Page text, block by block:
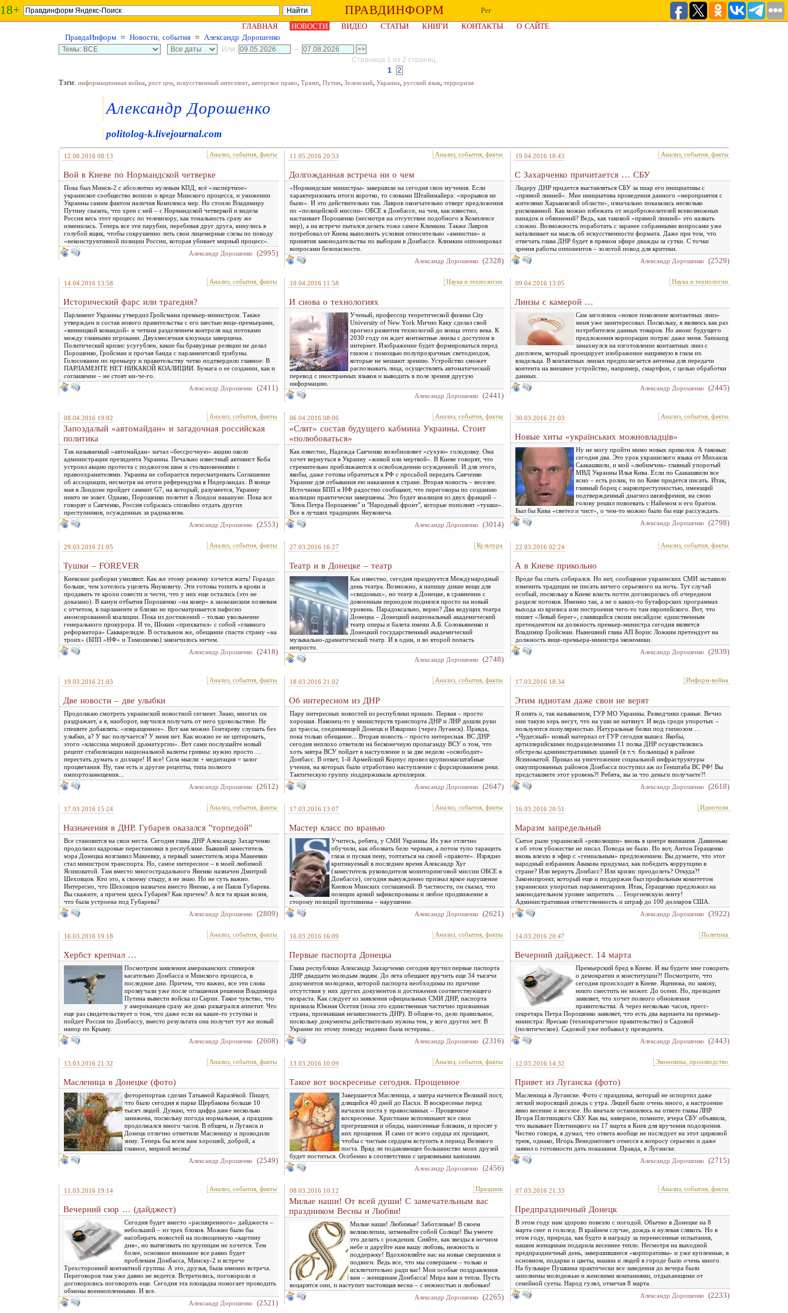
18+ ПРАВДИНФОРМ
Рег
ГЛАВНАЯ
НОВОСТИ ВИДЕО СТАТЬИ КНИГИ КОНТАКТЫ
О САЙТЕ
ПравдаИнформ ≈ Новости, события ≈ Александр Дорошенко
Или:
–
Страница 1 из 2 страниц.
1
2
Тэги: информационная война, рост цен, искусственный интеллект, авторское право, Трамп, Путин, Зеленский, Украина, русский язык, терроризм
Александр Дорошенко
politolog-k.livejournal.com
12.08.2016 08:13 Анализ, события, факты
Вой в Киеве по Нормандской четверке
Пока был Минск-2 с абсолютно нулевым КПД, всё «экспертное»
украинское сообщество вопило о вреде Минского процесса, и унижении
Украины самим фактом наличия Комплекса мер. Но стоило Владимиру
Путину сказать, что хрен с ней – с Нормандской четверкой и видела
Россия весь этот процесс по телевизору, как тональность сразу же
изменилась. Теперь все эти парубии, перебивая друг друга, кинулись в
голубой ящик, чтобы сокрушенно лить свои лицемерные слезы по поводу
«неконструктивной позиции России, которая убивает мирный процесс».
Александр Дорошенко
(2995)
11.05.2016 20:53 Анализ, события, факты
Долгожданная встреча ни о чем
«Нормандские министры» завершили на сегодня свои мучения. Если
характеризовать итоги коротко, то словами Штайнмайера: «прорывов не
было». И это действительно так. Лавров окончательно отверг предложения
по «полицейской миссии» ОБСЕ в Донбассе, на чем, как известно,
настаивает Порошенко (несмотря на отсутствие подобного в Комплексе
мер), а на встрече пытался делать тоже самое Климкин. Также Лавров
потребовал от Киева выполнить условия относительно «амнистии» и
принятия законодательства по выборам в Донбассе. Климкин оппонировал
вопросами безопасности.
Александр Дорошенко
(2328)
19.04.2016 18:43 Анализ, события, факты
С Захарченко причитается … СБУ
Лидеру ДНР придется выставляться СБУ за пиар его инициативы с
«прямой линией». Мне инициатива проведения данного «мероприятия с
жителями Харьковской области», изначально показалась несколько
рискованной. Как можно избежать от недоброжелателей всевозможных
нападок и обвинений? Ведь, как таковой «прямой линией» это назвать
сложно. Возможность поработать с заранее собранными вопросами уже
наталкивает на мысль об искусственности формата. Даже при том, что
отвечать глава ДНР будет в прямом эфире дважды за сутки. С точки
зрения работы оппонентов – золотой повод для критики.
Александр Дорошенко
(2529)
14.04.2016 13:58 Анализ, события, факты
Исторический фарс или трагедия?
Парламент Украины утвердил Гройсмана премьер-министром. Также
утвержден и состав нового правительства с его шестью вице-премьерами,
«винницкой командой» и четким разделением контроля над потоками
между главными игроками. Двухмесячная клоунада завершена.
Политический кризис усугублен, какие бы бравурные реляции не делал
Порошенко, Гройсман и прочая банда с парламентской трибуны.
Голосование по премьеру и правительству четко подтвердило главное: В
ПАРЛАМЕНТЕ НЕТ НИКАКОЙ КОАЛИЦИИ. Бумага о ее создании, как и
соглашение – не стоят ни-че-го.
Александр Дорошенко
(2411)
10.04.2016 11:58 Наука и технологии
И снова о технологиях
Ученый, профессор теоретической физики City
University of New York Мичио Каку сделал свой
прогноз развития технологий до конца этого века. К
2030 году он ждет контактные линзы с доступом в
интернет. Изображение будет формироваться перед
глазом с помощью полупрозрачных светодиодов,
которые не мешают зрению. Устройство сможет
распознавать лица, осуществлять автоматический
перевод с иностранных языков и выводить в поле зрения другую
информацию.
Александр Дорошенко
(2441)
09.04.2016 13:05 Наука и технологии
Линзы с камерой …
Сам заголовок «новое поколение контактных линз»
меня уже заинтересовал. Поскольку, я являюсь как раз
потребителем данных товаров. Но анонс будущего
предложения корпорации потряс даже меня. Samsung
замахнулся на изготовление контактных линз с
дисплеем, который проецирует изображение напрямую в глаза их
владельца. В контактных линзах предполагается антенна для передачи
контента на внешнее устройство, например, смартфон, с целью обработки
данных.
Александр Дорошенко
(2445)
08.04.2016 19:02 Анализ, события, факты
Запоздалый «автомайдан» и загадочная российская
политика
Так называемый «автомайдан» начал «бессрочную» акцию около
администрации президента Украины. Печально известный активист Коба
устроил акцию протеста с поджогом шин и столкновениями с
правоохранителями. Украина не собирается пересматривать Соглашение
об ассоциации, несмотря на итоги референдума в Нидерландах. В конце
мая в Лондоне пройдет саммит G7, на который, разумеется, Украину
никто не зовет. Однако, Порошенко полетит в Лондон накануне. Пока все
говорят о Савченко, Россия собралась спокойно отдать других
преступников, осужденных за радикализм.
Александр Дорошенко
(2553)
06.04.2016 08:06 Анализ, события, факты
«Слит» состав будущего кабмина Украины. Стоит
«полюбоваться»
Как известно, Надежда Савченко возобновляет «сухую» голодовку. Она
хочет вернуться в Украину «живой или мертвой». В Киеве говорят, что
стремительно приближаются к освобождению осужденной. И для этого,
якобы, даже готовы обратиться к РФ с просьбой передать Савченко
Украине для отбывания ею наказания в стране. Вторая новость – веселее.
Источники БПП и НФ радостно сообщают, что переговоры по созданию
коалиции практически завершены. Это будет коалиция из двух фракций –
"Блок Петра Порошенко" и "Народный фронт", которые пополнят «тушки».
Все в лучших традициях Януковича.
Александр Дорошенко
(3014)
30.03.2016 21:03 Анализ, события, факты
Новые хиты «українських можновладців»
Ну не могу пройти мимо новых приколов. А таковых
сегодня два. Это урок украинского языка от Михаила
Саакашвили, и мой «любимчик» главный упоротый
МВД Украины Илья Кива. Если по Саакашвили все
ясно – есть ролик, то по Киве придется писать. Итак,
главный борец с наркопреступностью, имеющий
подтвержденный диагноз шизофрения, на свою
голову решил повоевать с Найемом и его братом.
Был бы Кива «светел и чист», о чем-то можно было бы еще рассуждать.
Александр Дорошенко
(2798)
29.03.2016 21:05 Анализ, события, факты
Тушки – FOREVER
Киевские разборки умиляют. Как же этому режиму хочется жить! Гораздо
больше, чем хотелось уцелеть Януковичу. Эти готовы топить в крови и
продавать те крохи совести и чести, что у них еще остались (это не
доказано). В канун отбытия Порошенко «на ковер» к заокеанским хозяевам
с отчетом, в парламенте и близко не просматривается пафосно
анонсированной коалиции. Пока из достижений – только увольнение
генерального прокурора. И то, Шокин «прихватил» с собой «главного
реформатора» Сакварелидзе. В остальном же, обещание спасти страну «на
троих» (БПП «НФ» и Тимошенко) закончилось ничем.
Александр Дорошенко
(2418)
27.03.2016 16:27 Культура
Театр и в Донецке – театр
Как известно, сегодня празднуется Международный
день театра. Возможно, я напишу дикие вещи для
«свидомых», но театр в Донецке, в сравнении с
довоенным периодом поднялся просто на новый
уровень. Парадоксально, верно? Два ведущих театра
Донецка – Донецкий национальный академический
театр оперы и балета имени А.Б. Соловьяненко и
Донецкий государственный академический
музыкально-драматический театр. И в один, и во второй попасть
непросто.
Александр Дорошенко
(2748)
22.03.2016 02:24 Анализ, события, факты
А в Киеве прикольно
Вроде бы спать собирался. Но нет, сообщение украинских СМИ заставило
изменить традиции не писать ничего серьезного на ночь. Тут случай
особый, поскольку в Киеве власть почти договорилась об очередном
разделе потоков. Именно так, а не о каких-то бутафорских программах
выхода из кризиса или построения чего-то там европейского. Вот, что
пишет «Левый берег», славящийся своим инсайдом: единственным
претендентом на должность премьер-министра сегодня является
Владимир Гройсман. Нынешний глава АП Борис Ложкин претендует на
должность вице-премьера-министра экономики.
Александр Дорошенко
(2939)
19.03.2016 21:03 Анализ, события, факты
Две новости – две улыбки
Продолжаю смотреть украинский новостной сегмент. Знаю, многих он
раздражает, а я, наоборот, научился получать от него удовольствие. Не
спешите добавлять: «извращенное». Вот как можно Гонтареву слушать без
улыбки, а? У вас получается? У меня нет. Как можно ее не цитировать,
этого «классика мировой драматургии». Вот сами послушайте новый
рецепт стабилизации национальной валюты гривны: нужно просто …
перестать думать о долларе! И все! Сила мысли + медитация = залог
процветания. Ну, там есть и другие рецепты, типа полного
импортозамещения...
Александр Дорошенко
(2612)
18.03.2016 21:02 Анализ, события, факты
Об интересном из ДНР
Пару интересных новостей из республики пришло. Первая – просто
хорошая. Наконец-то у министерств транспорта ДНР и ЛНР дошли руки
до трассы, соединяющей Донецк и Изварино (через Луганск). Правда,
пока только обещание... Вторая новость – просто интересная. ВС ДНР
сегодня неплохо ответили на бесконечную пропаганду ВСУ о том, что
хоть завтра ВСУ пойдет в наступление и за две недели «освободит»
Донбасс. В ответ, 1-й Армейский Корпус провел крупномасштабные
учения, на которых было отработано наступление с форсированием реки.
Тактическую группу поддерживала артиллерия.
Александр Дорошенко
(2647)
17.03.2016 18:34 Информ-война
Этим идиотам даже свои не верят
Я опять о, так называемом, ГУР МО Украины. Разведчики сраные. Вечно
они такую херь несут, что на уши не натянут. И ведь среди упоротых –
пользуются популярностью. Натуральные белки под гипнозом …
«Чудесный» новый материал от ГУР сегодня вышел. Якобы,
артиллерийскими подразделениями 11 полка ДНР осуществлялись
обстрелы административных зданий (в т.ч. больницы) в районе
Ясиноватой. Приказ на уничтожение социальной инфраструктуры
оккупированных районов Донбасса поступил аж из Генштаба ВС РФ! Вы
представляете этот уровень?! Ребята, вы за что деньги получаете?!
Александр Дорошенко
(2618)
17.03.2016 15:24 Анализ, события, факты
Назначения в ДНР. Губарев оказался "торпедой"
Все становится на свои места. Сегодня глава ДНР Александр Захарченко
продолжил кадровые перестановки в республике. Бывший заместитель
мэра Донецка возглавил Макеевку, а первый заместитель мэра Макеевки
стал министром транспорта. Но, самое интересное – в моей любимой
Ясиноватой. Там вместо многострадального Яненко назначен Дмитрий
Шеховцов. Кто это, к своему стыду, я не знаю. Но не суть важно.
Интересно, что Шеховцов назначен вместо Яненко, а не Павла Губарева.
Вы скажите, а причем здесь Губарев? Как причем? А вся та яркая возня,
что была устроена под Губарева?
Александр Дорошенко
(2809)
17.03.2016 13:07 Анализ, события, факты
Мастер класс по вранью
Учитесь, ребята, у СМИ Украины. Их уже отлично
обучили, как обозвать бело черным, а потом тупо таращить
глаза и пуская пену, топтаться на своей «правоте». Изрядно
критикуемый в последнее время Александр Хуг
(заместитель руководителя мониторинговой миссии ОБСЕ в
Донбассе), сегодня вынужденно признал яркое нарушение
Киевом Минских соглашений. В частности, он сказал, что
позиции армий зафиксированы и любое продвижение в
сторону позиций противника – нарушение.
Александр Дорошенко
(2621)
16.03.2016 20:51 Идиотизм
Маразм запредельный
Сытое рыло украинской «революции» вновь в центре внимания. Давненько
я об этом убожестве не писал. Повода не было. Но вот, Антон Геращенко
вновь влезло в эфир с «гениальным» предложением. Вы думаете, что этот
народный избранник Авакова придумал, как победить коррупцию в
стране? Или вернуть Донбасс? Или кризис преодолеть? Откуда?!
Законопроект, который еще и поддержан был профильным комитетом
украинских упоротых парламентариев. Итак, Геращенко предложил на
законодательном уровне запретить … Георгиевскую ленту!
Административная ответственность и штраф до 100 долларов США.
1
Александр Дорошенко (3922)
16.03.2016 19:18 Анализ, события, факты
Хербст крепчал …
Посмотрим заявления американских спикеров
касательно Донбасса и Минского процесса, в
последние дни. Причем, что важно, все эти слова
прозвучали уже после оглашения решения Владимира
Путина вывести войска из Сирии. Такое чувство, что
у американцев сразу же дико разыгрался аппетит. Что
еще раз свидетельствует о том, что даже если на какие-то уступки и
пойдет Россия по Донбассу, вместо результата она получит тут же новый
напор по Крыму.
Александр Дорошенко
(2608)
16.03.2016 16:09 Анализ, события, факты
Первые паспорта Донецка
Глава республики Александр Захарченко сегодня вручил первые паспорта
ДНР двадцати молодым людям. До лета обещают вручить еще 34 тысячи
документов молодежи, которой паспорта необходимы по причине
отсутствия у них других документов и достижения соответствующего
возраста. Как следует из заявления официальных СМИ ДНР, паспорта
признала Южная Осетия (пока это единственная частично признанная
страна, признавшая независимость ДНР). В общем-то, дело правильное,
поскольку документы действительно нужны тем, у кого других нет. В
Украине по этому поводу недавно была истерика...
Александр Дорошенко
(2316)
14.03.2016 20:47 Политика
Вечерний дайджест. 14 марта
Премьерский бред в Киеве. И вы будете мне говорить
о демократии и конституции?! Посмотрите, что
сегодня происходит в Киеве. Яценюка, по закону,
никто сместить не может. До осени. Но, президент
заявляет, что хочет полного обновления
правительства. А через несколько часов, пресс-
секретарь Петра Порошенко заявляет, что есть два варианта на премьер-
министра: Яресько (технократичное правительство) и Садовой
(политическое). Садовой уже побывал у президента.
Александр Дорошенко
(2443)
13.03.2016 21:32 Анализ, события, факты
Масленица в Донецке (фото)
фоторепортаж сделан Татьяной Каралёвой. Пишут,
что было сегодня в парке Щербакова больше 10
тысяч людей. Думаю, что цифра даже несколько
занижена, поскольку погода нормальная, а праздник
продолжался много часов. В общем, и Луганск и
Донецк отлично отметили Масленицу и проводили
зиму. Теперь бы всем нам хорошей, доброй, а
главное, мирной весны!
Александр Дорошенко
(2549)
13.03.2016 10:09 Анализ, события, факты
Такое вот воскресенье сегодня. Прощенное
Завершается Масленица, а завтра начнется Великий пост,
длящийся 40 дней до Пасхи. В воскресенье перед
началом поста у православных – Прощенное
воскресенье. Христиане вспоминают все свои
прегрешения и обиды, нанесенные близким, и просят у
них прощения. И сами от всего сердца их прощают,
чтобы с чистым сердцем вступить в период Великого
поста. Вряд ли подавляющее большинство моих друзей
будет поститься. Особенно в соответствии с церковными канонами.
Александр Дорошенко
(2456)
12.03.2016 14:32 Экономика, производство
Привет из Луганска (фото)
Масленица в Луганске. Фото с праздника, который не испортил даже
легкий моросящий дождь с утра. Людей было очень много, а настроение
явно весенне и веселое. Но вначале остановлюсь на ответе главы ЛНР
Игоря Плотницкого СБУ. Как вы, наверное, помните, вчера СБУ объявила,
что вызывает Плотницкого на 17 марта в Киев для вручения подозрения.
Честно говоря, я думал, что ответа вообще не последует на этот цирковой
трюк, однако, Игорь Венедиктович отнесся к вопросу серьезно и даже
заявил о готовности дать показания. Правда, в Луганске.
Александр Дорошенко
(2715)
11.03.2016 19:14 Анализ, события, факты
Вечерний сюр … (дайджест)
Сегодня будет вместо «расширенного» дайджеста –
небольшой – из трех блоков. Можно было бы
насобирать новостей на полноценную «картину
дня», но вытягивать по крупицам не хочется. Тем
более, основное внимание все равно будет
проблемам Донбасса, Минску-2 и встрече
Трехсторонней контактной группы. А это, друзья, была именно встреча.
Переговоров там уже давно не ведется. Встретились, поговорили и
договорились поговорить еще. Сегодня эта площадка помогает проводить
обмены военнопленными. И все.
Александр Дорошенко
(2521)
08.03.2016 10:12 Праздник
Милые наши! От всей души! С замечательным вас
праздником Весны и Любви!
Милые наши! Любимые! Заботливые! В своем
великолепии, затмевайте собой Солнце! Вы умеете
это делать с рождения. Сияйте, как звезды в ночном
небе и даруйте нам вашу любовь, нежность и
поддержку! Вдохновляйте нас на новые свершения и
подвиги. Ведь все, что мы совершаем – только и
исключительно ради вас! Мои особые поздравления
вам – женщинам Донбасса! Мира вам и тепла. Пусть
воцарятся они, и наступит настоящая весна – с нежностью и любовью!
Александр Дорошенко
(2265)
07.03.2016 21:33 Анализ, события, факты
Предпраздничный Донецк
В этом году нам здорово повезло с погодой. Обычно в Донецке на 8
марта снег и гололед. В крайнем случае, дождь и нулевая слякоть. Но в
этом году, природа, как будто в награду за перенесенные испытания,
нашим женщинам подарила весеннее тепло. Несмотря на выходной
предпраздничный день, завершившиеся «корпоративы» и уже купленные, в
основном, подарки и цветы, машин и людей в городе было очень много.
На бульваре Пушкина практически все заведения до вечера были
заполнены молодежью и женскими компаниями, отдыхающими от
семейной суеты. Народ гулял, отмечая 8 марта.
Александр Дорошенко
(2233)